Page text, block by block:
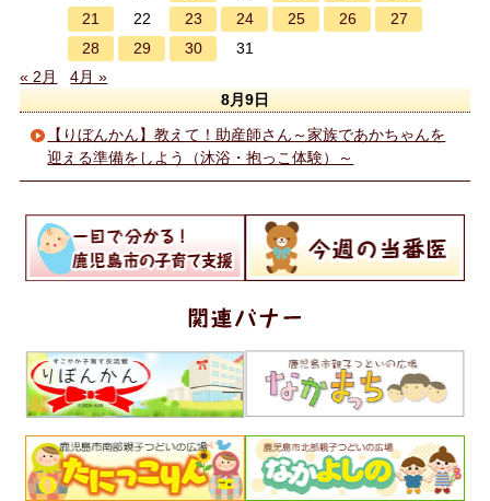
21
22 23 24 25 26
27
28
29 30
31
« 2月
4月 »
8月9日
【りぼんかん】教えて！助産師さん～家族であかちゃんを
迎える準備をしよう（沐浴・抱っこ体験）～